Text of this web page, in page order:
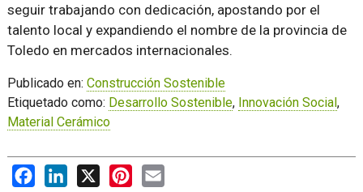
seguir trabajando con dedicación, apostando por el
talento local y expandiendo el nombre de la provincia de
Toledo en mercados internacionales.
Publicado en: Construcción Sostenible
Etiquetado como: Desarrollo Sostenible, Innovación Social,
Material Cerámico
FacebookLinkedIn
X PinterestEmail